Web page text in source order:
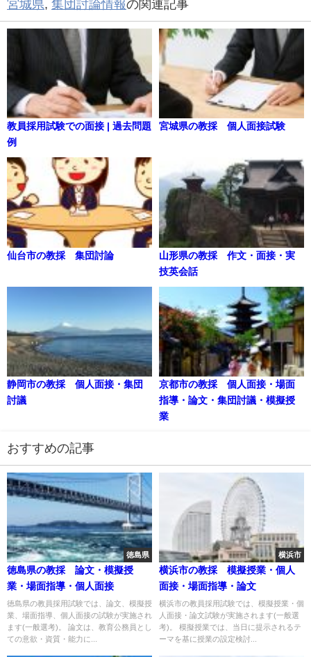
宮城県, 集団討論情報の関連記事
教員採用試験での面接 | 過去問題
例
宮城県の教採 個人面接試験
仙台市の教採 集団討論
山形県の教採 作文・面接・実
技英会話
静岡市の教採 個人面接・集団
討議
京都市の教採 個人面接・場面
指導・論文・集団討議・模擬授
業
おすすめの記事
徳島県
徳島県の教採 論文・模擬授
業・場面指導・個人面接
徳島県の教員採用試験では、論文、模擬授
業、場面指導、個人面接の試験が実施され
ます(一般選考)。 論文は、教育公務員とし
ての意欲・資質・能力に...
横浜市
横浜市の教採 模擬授業・個人
面接・場面指導・論文
横浜市の教員採用試験では、模擬授業・個
人面接・論文試験が実施されます(一般選
考)。 模擬授業では、当日に提示されるテ
ーマを基に授業の設定検討...